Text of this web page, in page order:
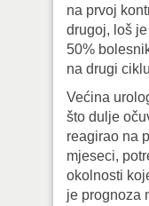
na prvoj
drugoj, loš
50%
na drugi
Većina
što dulje
reagirao na
mjeseci,
okolnosti
je prognoza